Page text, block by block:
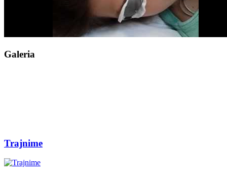
Galeria
Trajnime